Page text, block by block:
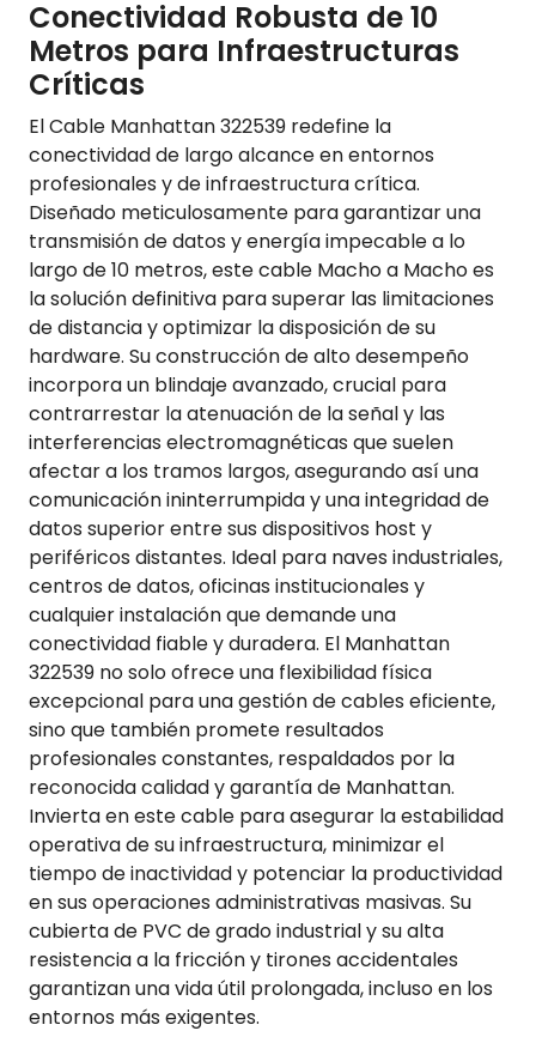
Conectividad Robusta de 10
Metros para Infraestructuras
Críticas
El Cable Manhattan 322539 redefine la
conectividad de largo alcance en entornos
profesionales y de infraestructura crítica.
Diseñado meticulosamente para garantizar una
transmisión de datos y energía impecable a lo
largo de 10 metros, este cable Macho a Macho es
la solución definitiva para superar las limitaciones
de distancia y optimizar la disposición de su
hardware. Su construcción de alto desempeño
incorpora un blindaje avanzado, crucial para
contrarrestar la atenuación de la señal y las
interferencias electromagnéticas que suelen
afectar a los tramos largos, asegurando así una
comunicación ininterrumpida y una integridad de
datos superior entre sus dispositivos host y
periféricos distantes. Ideal para naves industriales,
centros de datos, oficinas institucionales y
cualquier instalación que demande una
conectividad fiable y duradera. El Manhattan
322539 no solo ofrece una flexibilidad física
excepcional para una gestión de cables eficiente,
sino que también promete resultados
profesionales constantes, respaldados por la
reconocida calidad y garantía de Manhattan.
Invierta en este cable para asegurar la estabilidad
operativa de su infraestructura, minimizar el
tiempo de inactividad y potenciar la productividad
en sus operaciones administrativas masivas. Su
cubierta de PVC de grado industrial y su alta
resistencia a la fricción y tirones accidentales
garantizan una vida útil prolongada, incluso en los
entornos más exigentes.